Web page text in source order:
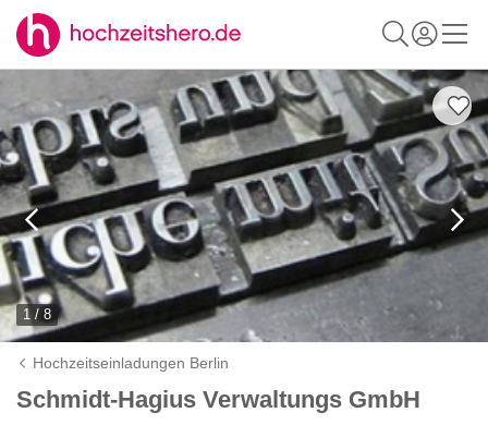
1 / 8
Hochzeitseinladungen Berlin
Schmidt-Hagius Verwaltungs GmbH